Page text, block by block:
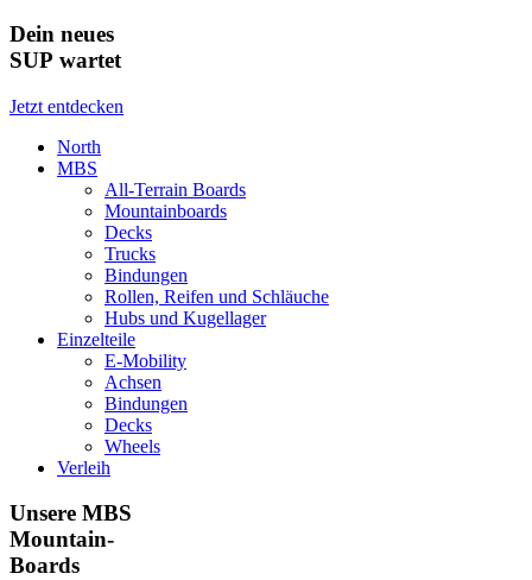
Dein neues
SUP wartet
Jetzt entdecken
North
MBS
All-Terrain Boards
Mountainboards
Decks
Trucks
Bindungen
Rollen, Reifen und Schläuche
Hubs und Kugellager
Einzelteile
E-Mobility
Achsen
Bindungen
Decks
Wheels
Verleih
Unsere MBS
Mountain-
Boards